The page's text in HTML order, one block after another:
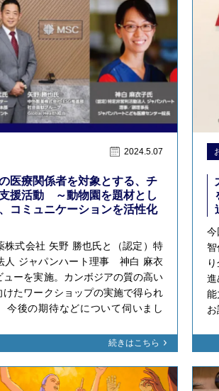
2024.5.07
医療関係者を対象とする、チ
援活動 ～動物園を題材とし
コミュニケーションを活性化
株式会社 矢野 勝也氏と（認定）特
人 ジャパンハート理事 神白 麻衣
ューを実施。カンボジアの質の高い
けたワークショップの実施で得られ
今後の期待などについて伺いまし
続きはこちら
今
智
進
能